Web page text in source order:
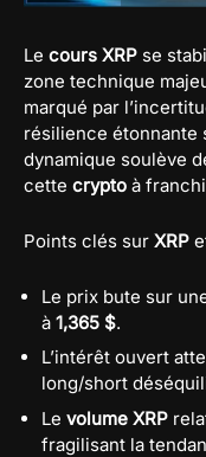
Le cours XRP se
zone technique
marqué par
résilience étonnante
dynamique soulève
cette crypto à
Points clés sur XRP
Le prix bute sur
à 1,365 $.
L’intérêt ouvert
long/short
Le volume XRP
fragilisant la